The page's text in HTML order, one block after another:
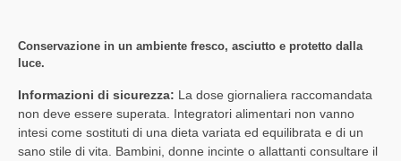
Conservazione in un ambiente fresco, asciutto e protetto dalla
luce.
Informazioni di sicurezza: La dose giornaliera raccomandata
non deve essere superata. Integratori alimentari non vanno
intesi come sostituti di una dieta variata ed equilibrata e di un
sano stile di vita. Bambini, donne incinte o allattanti consultare il